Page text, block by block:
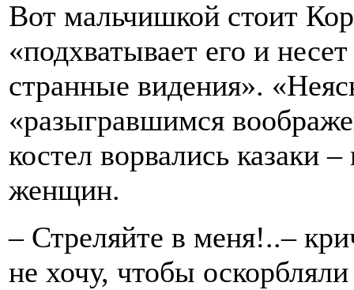
Вот мальчишкой стоит
«подхватывает его и
странные видения».
«разыгравшимся
костел ворвались казаки
женщин.
– Стреляйте в меня!..–
не хочу, чтобы